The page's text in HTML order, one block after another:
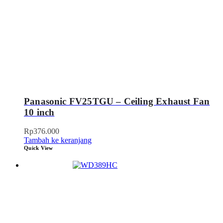
Panasonic FV25TGU – Ceiling Exhaust Fan
10 inch
Rp376.000
Tambah ke keranjang
Quick View